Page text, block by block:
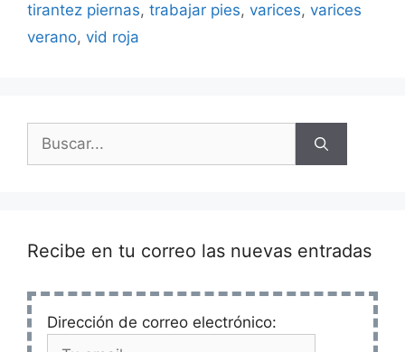
tirantez piernas, trabajar pies, varices, varices
verano, vid roja
Buscar:
Recibe en tu correo las nuevas entradas
Dirección de correo electrónico: